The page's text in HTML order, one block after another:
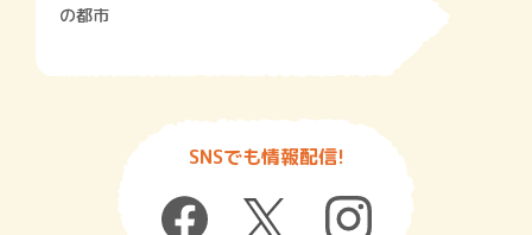
の都市
SNSでも情報配信!